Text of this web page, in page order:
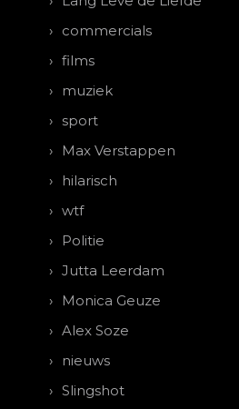
commercials
films
muziek
sport
Max Verstappen
hilarisch
wtf
Politie
Jutta Leerdam
Monica Geuze
Alex Soze
nieuws
Slingshot